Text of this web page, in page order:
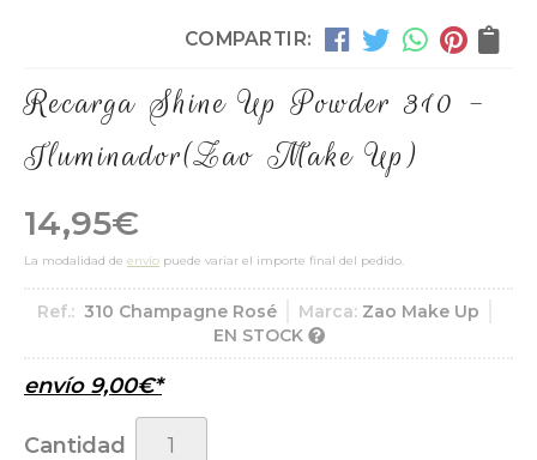
COMPARTIR:
Recarga Shine Up Powder 310 -
Iluminador(Zao Make Up)
14,95€
La modalidad de envío puede variar el importe final del pedido.
Ref.: 310 Champagne Rosé Marca: Zao Make Up
EN STOCK
envío 9,00€*
Cantidad